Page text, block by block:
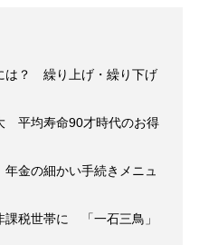
は？ 繰り上げ・繰り下げ
平均寿命90才時代のお得
金の細かい手続きメニュ
課税世帯に 「一石三鳥」